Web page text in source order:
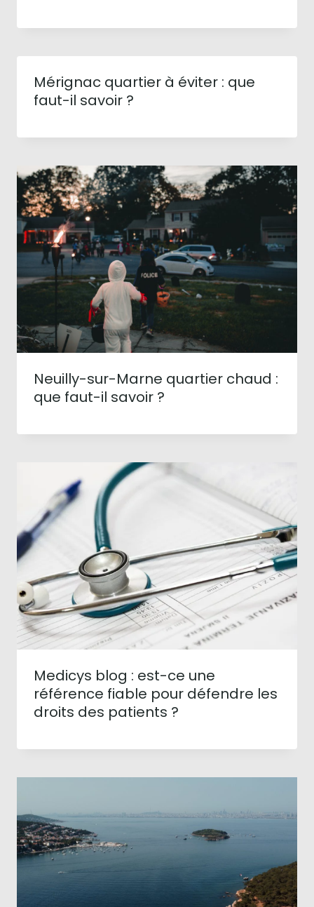
Mérignac quartier à éviter : que
faut-il savoir ?
Neuilly-sur-Marne quartier chaud :
que faut-il savoir ?
Medicys blog : est-ce une
référence fiable pour défendre les
droits des patients ?